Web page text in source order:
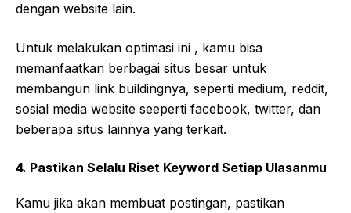
dengan website lain.
Untuk melakukan optimasi ini , kamu bisa
memanfaatkan berbagai situs besar untuk
membangun link buildingnya, seperti medium, reddit,
sosial media website seeperti facebook, twitter, dan
beberapa situs lainnya yang terkait.
4. Pastikan Selalu Riset Keyword Setiap Ulasanmu
Kamu jika akan membuat postingan, pastikan